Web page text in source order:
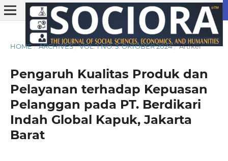
HOME / ARCHIVES / VOL. 1 NO. 3: OKTOBER 2024 / Artikel
Pengaruh Kualitas Produk dan
Pelayanan terhadap Kepuasan
Pelanggan pada PT. Berdikari
Indah Global Kapuk, Jakarta
Barat